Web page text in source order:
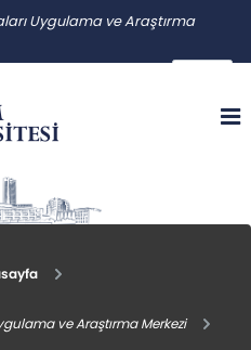
Uygulama ve Araştırma
ve Araştırma Merkezi